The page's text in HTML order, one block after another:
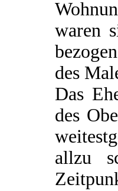
waren
des
Das
des
allzu